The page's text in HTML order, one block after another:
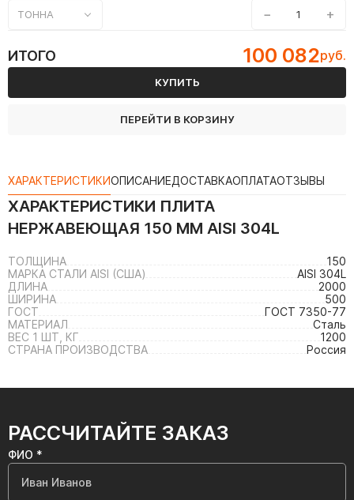
ТОННА − +
ИТОГО 100 082руб.
КУПИТЬ
ПЕРЕЙТИ В КОРЗИНУ
ХАРАКТЕРИСТИКИОПИСАНИЕДОСТАВКАОПЛАТАОТЗЫВЫ
ХАРАКТЕРИСТИКИ ПЛИТА
НЕРЖАВЕЮЩАЯ 150 ММ AISI 304L
ТОЛЩИНА
150
МАРКА СТАЛИ AISI (США)
AISI 304L
ДЛИНА
2000
ШИРИНА
500
ГОСТ
ГОСТ 7350-77
МАТЕРИАЛ
Сталь
ВЕС 1 ШТ, КГ
1200
СТРАНА ПРОИЗВОДСТВА
Россия
РАССЧИТАЙТЕ ЗАКАЗ
ФИО *